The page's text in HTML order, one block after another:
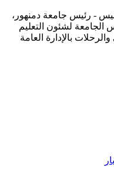
- رئيس جامعة دمنهور،
الجامعة لشئون التعليم
بالإدارة العامة